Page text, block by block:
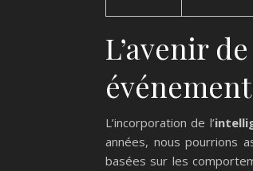
L’avenir
L’incorporation de l’
années, nous pourrions
basées sur les